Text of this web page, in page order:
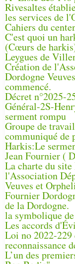
Rivesaltes
les services de
Cahiers du
C'est quoi un
(Cœurs de
Leygues de
Création de
Dordogne
commencé.
Décret n°2025-
Général-2S-
serment rompu
Groupe de
communiqué de
Harkis:Le
Jean Fournier (
La charte du
l'Association
Veuves et
Fournier
de la Dordogne.
la symbolique
Les accords
Loi no 2022-
reconnaissance
L’un des